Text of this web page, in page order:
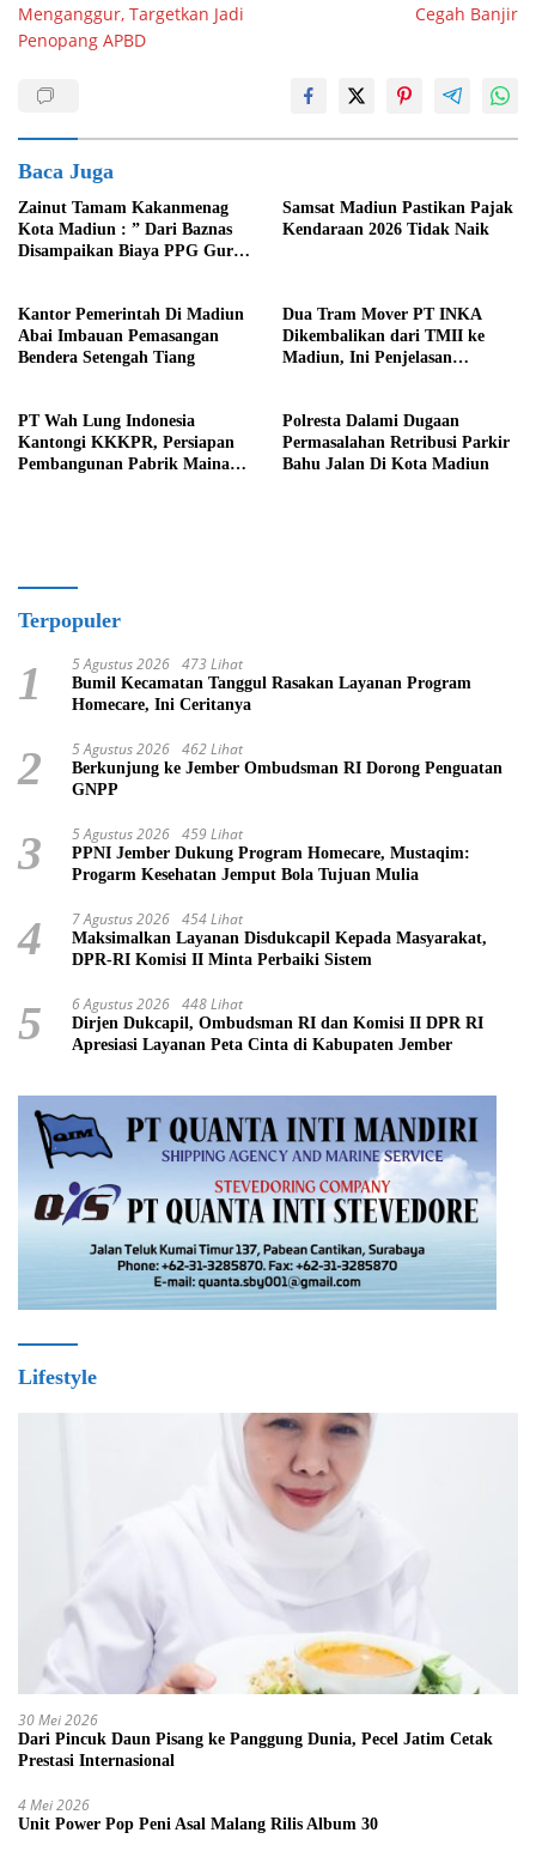
Menganggur, Targetkan Jadi
Penopang APBD
Cegah Banjir
Baca Juga
Zainut Tamam Kakanmenag
Kota Madiun : ” Dari Baznas
Disampaikan Biaya PPG Guru
Samsat Madiun Pastikan Pajak
Kendaraan 2026 Tidak Naik
Kantor Pemerintah Di Madiun
Abai Imbauan Pemasangan
Bendera Setengah Tiang
Dua Tram Mover PT INKA
Dikembalikan dari TMII ke
Madiun, Ini Penjelasan
PT Wah Lung Indonesia
Kantongi KKKPR, Persiapan
Pembangunan Pabrik Mainan
Polresta Dalami Dugaan
Permasalahan Retribusi Parkir
Bahu Jalan Di Kota Madiun
Terpopuler
1 5 Agustus 2026 473 Lihat
Bumil Kecamatan Tanggul Rasakan Layanan Program
Homecare, Ini Ceritanya
2 5 Agustus 2026 462 Lihat
Berkunjung ke Jember Ombudsman RI Dorong Penguatan
GNPP
3 5 Agustus 2026 459 Lihat
PPNI Jember Dukung Program Homecare, Mustaqim:
Progarm Kesehatan Jemput Bola Tujuan Mulia
4 7 Agustus 2026 454 Lihat
Maksimalkan Layanan Disdukcapil Kepada Masyarakat,
DPR-RI Komisi II Minta Perbaiki Sistem
5 6 Agustus 2026 448 Lihat
Dirjen Dukcapil, Ombudsman RI dan Komisi II DPR RI
Apresiasi Layanan Peta Cinta di Kabupaten Jember
Lifestyle
30 Mei 2026
Dari Pincuk Daun Pisang ke Panggung Dunia, Pecel Jatim Cetak
Prestasi Internasional
4 Mei 2026
Unit Power Pop Peni Asal Malang Rilis Album 30